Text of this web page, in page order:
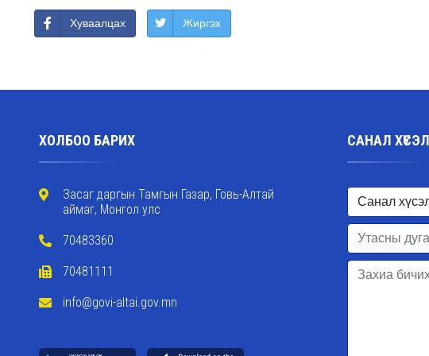
Хуваалцах Жиргэх
ХОЛБОО БАРИХ
Засаг даргын Тамгын Газар, Говь-Алтай
аймаг, Монгол улс
70483360
70481111
info@govi-altai.gov.mn
САНАЛ